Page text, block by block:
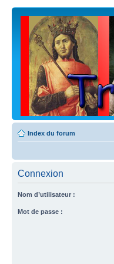
Index du forum
Connexion
Nom d’utilisateur :
Mot de passe :